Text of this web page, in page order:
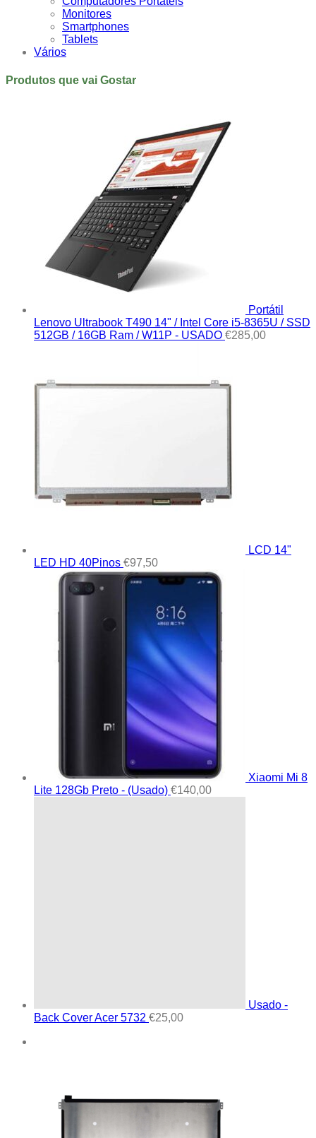
Monitores
Smartphones
Tablets
Vários
Produtos que vai Gostar
Portátil
Lenovo Ultrabook T490 14" / Intel Core i5-8365U / SSD
512GB / 16GB Ram / W11P - USADO €285,00
LCD 14"
LED HD 40Pinos €97,50
Xiaomi Mi 8
Lite 128Gb Preto - (Usado) €140,00
Usado -
Back Cover Acer 5732 €25,00